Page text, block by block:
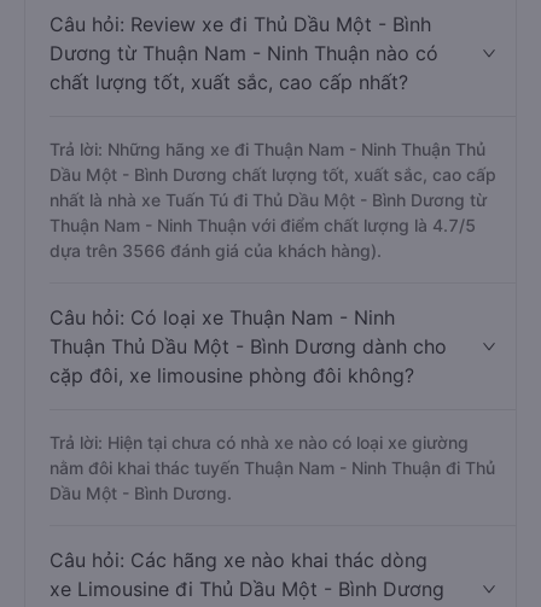
Câu hỏi: Review xe đi Thủ Dầu Một - Bình
Dương từ Thuận Nam - Ninh Thuận nào có
chất lượng tốt, xuất sắc, cao cấp nhất?
Trả lời: Những hãng xe đi Thuận Nam - Ninh Thuận Thủ
Dầu Một - Bình Dương chất lượng tốt, xuất sắc, cao cấp
nhất là nhà xe Tuấn Tú đi Thủ Dầu Một - Bình Dương từ
Thuận Nam - Ninh Thuận với điểm chất lượng là 4.7/5
dựa trên 3566 đánh giá của khách hàng).
Câu hỏi: Có loại xe Thuận Nam - Ninh
Thuận Thủ Dầu Một - Bình Dương dành cho
cặp đôi, xe limousine phòng đôi không?
Trả lời: Hiện tại chưa có nhà xe nào có loại xe giường
nằm đôi khai thác tuyến Thuận Nam - Ninh Thuận đi Thủ
Dầu Một - Bình Dương.
Câu hỏi: Các hãng xe nào khai thác dòng
xe Limousine đi Thủ Dầu Một - Bình Dương